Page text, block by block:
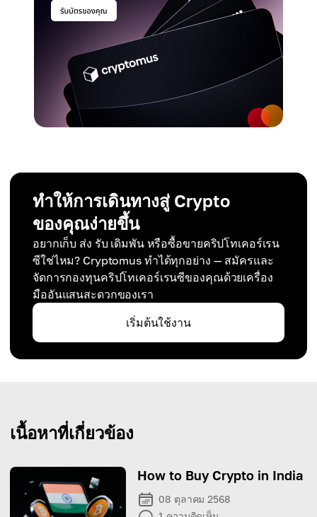
ทำให้การเดินทางสู่ Crypto
ของคุณง่ายขึ้น
อยากเก็บ ส่ง รับ เดิมพัน หรือซื้อขายคริปโทเคอร์เรน
ซีใช่ไหม? Cryptomus ทำได้ทุกอย่าง — สมัครและ
จัดการกองทุนคริปโทเคอร์เรนซีของคุณด้วยเครื่อง
มืออันแสนสะดวกของเรา
เริ่มต้นใช้งาน
เนื้อหาที่เกี่ยวข้อง
How to Buy Crypto in India
08 ตุลาคม 2568